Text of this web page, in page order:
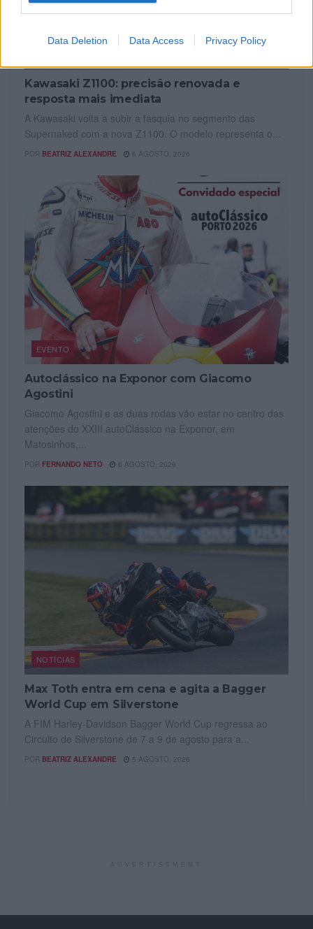
Data Deletion Data Access Privacy Policy
Kawasaki Z1100: precisão renovada e
resposta mais imediata
A Kawasaki volta a subir a fasquia no segmento das
Supernaked com a nova Z1100. O modelo representa o...
POR BEATRIZ ALEXANDRE 6 AGOSTO, 2026
EVENTO
Autoclássico na Exponor com Giacomo
Agostini
Giacomo Agostini e as duas rodas vão estar no centro das
atenções do XXIII autoClássico na Exponor, em
Matosinhos,...
POR FERNANDO NETO 6 AGOSTO, 2026
NOTÍCIAS
Max Toth entra em cena e agita a Bagger
World Cup em Silverstone
A FIM Harley-Davidson Bagger World Cup regressa ao
Circuito de Silverstone de 7 a 9 de agosto para a...
POR BEATRIZ ALEXANDRE 5 AGOSTO, 2026